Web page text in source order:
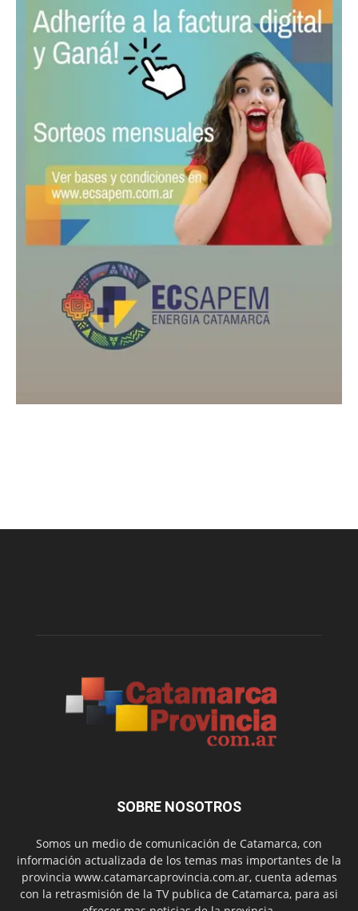
SOBRE NOSOTROS
Somos un medio de comunicación de Catamarca, con
información actualizada de los temas mas importantes de la
provincia www.catamarcaprovincia.com.ar, cuenta ademas
con la retrasmisión de la TV publica de Catamarca, para asi